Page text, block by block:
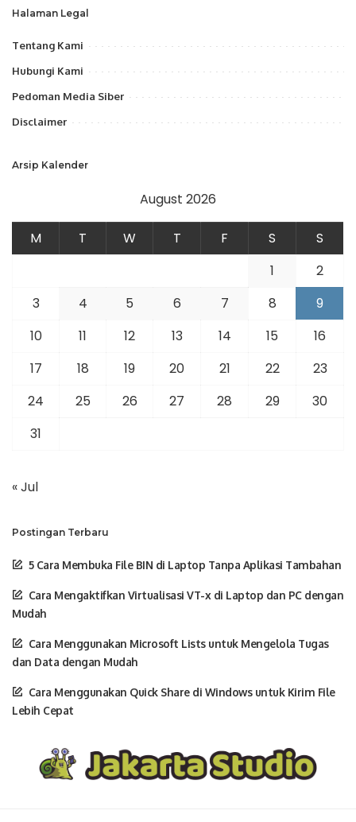
Halaman Legal
Tentang Kami
Hubungi Kami
Pedoman Media Siber
Disclaimer
Arsip Kalender
August 2026
M T W T F S
S
1
2
3
4 5 6 7 8
9
10
11 12 13 14 15
16
17
18 19 20 21 22
23
24
25 26 27 28 29
30
31
« Jul
Postingan Terbaru
5 Cara Membuka File BIN di Laptop Tanpa Aplikasi Tambahan
Cara Mengaktifkan Virtualisasi VT-x di Laptop dan PC dengan
Mudah
Cara Menggunakan Microsoft Lists untuk Mengelola Tugas
dan Data dengan Mudah
Cara Menggunakan Quick Share di Windows untuk Kirim File
Lebih Cepat